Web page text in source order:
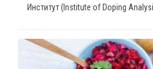
Институт (Institute of Doping